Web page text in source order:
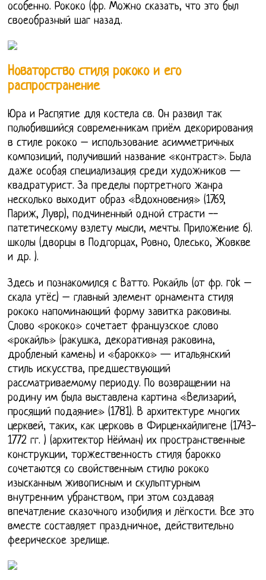
особенно. Рококо (фр. Можно сказать, что это был
своеобразный шаг назад.
Новаторство стиля рококо и его
распространение
Юра и Распятие для костела св. Он развил так
полюбившийся современникам приём декорирования
в стиле рококо – использование асимметричных
композиций, получивший название «контраст». Была
даже особая специализация среди художников —
квадратурист. За пределы портретного жанра
несколько выходит образ «Вдохновения» (1769,
Париж, Лувр), подчиненный одной страсти --
патетическому взлету мысли, мечты. Приложение 6).
школы (дворцы в Подгорцах, Ровно, Олесько, Жовкве
и др. ).
Здесь и познакомился с Ватто. Рокайль (от фр. rok –
скала утёс) – главный элемент орнамента стиля
рококо напоминающий форму завитка раковины.
Слово «рококо» сочетает французское слово
«рокайль» (ракушка, декоративная раковина,
дробленый камень) и «барокко» — итальянский
стиль искусства, предшествующий
рассматриваемому периоду. По возвращении на
родину им была выставлена картина «Велизарий,
просящий подаяние» (1781). В архитектуре многих
церквей, таких, как церковь в Фирценхайлигене (1743-
1772 гг. ) (архитектор Нёйман) их пространственные
конструкции, торжественность стиля барокко
сочетаются со свойственным стилю рококо
изысканным живописным и скульптурным
внутренним убранством, при этом создавая
впечатление сказочного изобилия и лёгкости. Все это
вместе составляет праздничное, действительно
феерическое зрелище.